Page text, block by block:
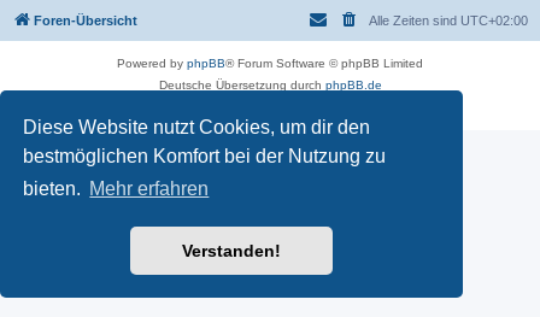
Diese Website nutzt Cookies, um dir den
bestmöglichen Komfort bei der Nutzung zu
bieten. Mehr erfahren
Verstanden!
Foren-Übersicht Alle Zeiten sind UTC+02:00
Powered by phpBB® Forum Software © phpBB Limited
Deutsche Übersetzung durch phpBB.de